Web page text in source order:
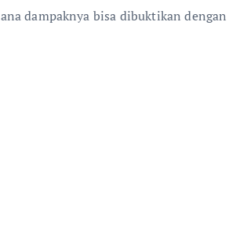
dampaknya bisa dibuktikan dengan